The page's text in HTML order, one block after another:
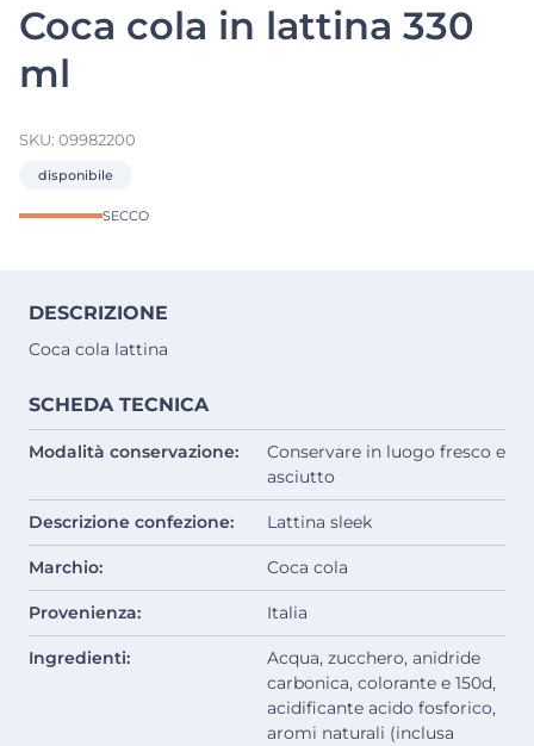
Coca cola in lattina 330
ml
SKU: 09982200
disponibile
SECCO
DESCRIZIONE
Coca cola lattina
SCHEDA TECNICA
Modalità conservazione:
Conservare in luogo fresco e
asciutto
Descrizione confezione: Lattina sleek
Marchio: Coca cola
Provenienza: Italia
Ingredienti:
Acqua, zucchero, anidride
carbonica, colorante e 150d,
acidificante acido fosforico,
aromi naturali (inclusa